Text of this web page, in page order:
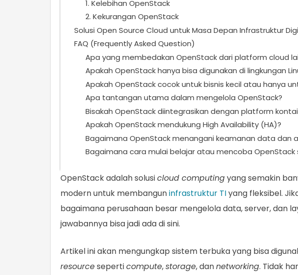
1. Kelebihan OpenStack
2. Kekurangan OpenStack
Solusi Open Source Cloud untuk Masa Depan Infrastruktur
FAQ (Frequently Asked Question)
Apa yang membedakan OpenStack dari platform cloud
Apakah OpenStack hanya bisa digunakan di lingkungan
Apakah OpenStack cocok untuk bisnis kecil atau hanya
Apa tantangan utama dalam mengelola OpenStack?
Bisakah OpenStack diintegrasikan dengan platform
Apakah OpenStack mendukung High Availability (HA)?
Bagaimana OpenStack menangani keamanan data dan
Bagaimana cara mulai belajar atau mencoba OpenStack
OpenStack adalah solusicloud computingyang semakin
modern untuk membanguninfrastruktur TIyang fleksibel.
bagaimana perusahaan besar mengelola data, server, dan
jawabannya bisa jadi ada di sini.
Artikel ini akan mengungkap sistem terbuka yang bisa
resourceseperticompute,storage, dannetworking. Tidak